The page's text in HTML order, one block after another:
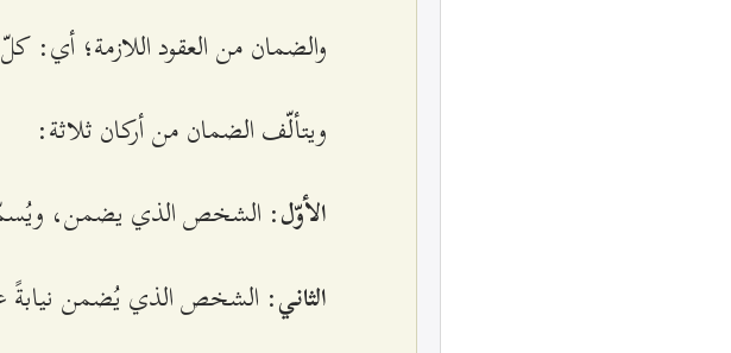
والضمان من العقود اللازمة؛ أي:
ويتألّف الضمان من أركان ثلاثة:
الأوّل: الشخص الذي يضمن،
الثاني: الشخص الذي يُضمن نيابةً